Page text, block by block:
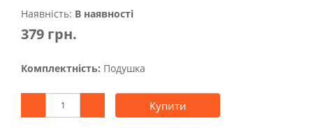
Наявність: В наявності
379 грн.
Комплектність: Подушка
Купити